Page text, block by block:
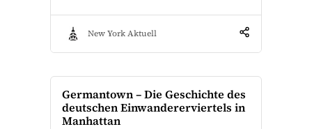
New York Aktuell
Germantown – Die Geschichte des
deutschen Einwandererviertels in
Manhattan